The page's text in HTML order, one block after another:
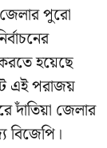
জেলার পুরো
হয়েছে
এই পরাজয়
দাঁতিয়া জেলার
বিজেপি।